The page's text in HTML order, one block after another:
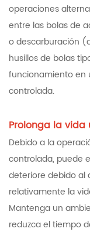
operaciones
entre las bolas de
o descarburación
husillos de bolas
funcionamiento en
controlada.
Prolonga la
Debido a la
controlada, puede
deteriore debido
relativamente la
Mantenga un
reduzca el tiempo